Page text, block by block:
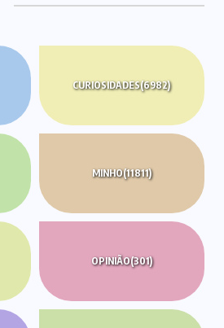
CURIOSIDADES(6982)
MINHO(11811)
OPINIÃO(301)